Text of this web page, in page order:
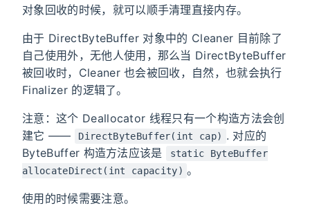
对象回收的时候，就可以顺手清理直接内存。
由于 DirectByteBuffer 对象中的 Cleaner 目前除了
自己使用外，无他人使用，那么当 DirectByteBuffer
被回收时，Cleaner 也会被回收，自然，也就会执行
Finalizer 的逻辑了。
注意：这个 Deallocator 线程只有一个构造方法会创
建它 ——
DirectByteBuffer(int cap) . 对应的
ByteBuffer 构造方法应该是
static ByteBuffer
allocateDirect(int capacity) 。
使用的时候需要注意。